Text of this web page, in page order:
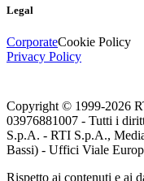
Legal
CorporateCookie Policy
Privacy Policy
Copyright © 1999-2026
03976881007 - Tutti i
S.p.A. - RTI S.p.A.,
Bassi) - Uffici Viale
Rispetto ai contenuti e ai